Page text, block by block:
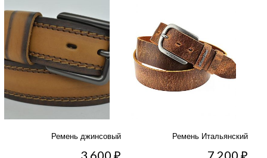
Ремень джинсовый Ремень Итальянский